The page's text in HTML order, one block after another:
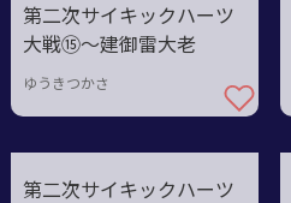
第二次サイキックハーツ
大戦⑮〜建御雷大老
ゆうきつかさ
第二次サイキックハーツ